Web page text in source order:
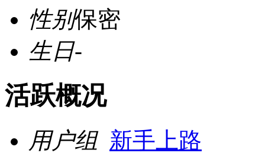
性别保密
生日-
活跃概况
用户组 新手上路